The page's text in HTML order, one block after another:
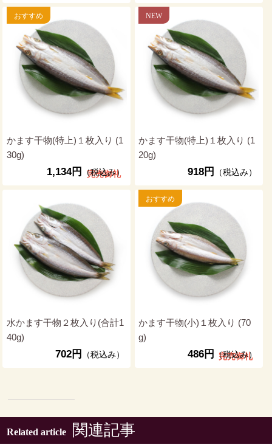
かます干物(特上)１枚入り (1
30g)
1,134円 （税込み）
完売御礼
かます干物(特上)１枚入り (1
20g)
918円 （税込み）
水かます干物２枚入り(合計1
40g)
702円 （税込み）
かます干物(小)１枚入り (70
g)
486円 （税込み）
完売御礼
Related article 関連記事